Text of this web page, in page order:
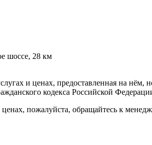
шоссе, 28 км
и ценах, предоставленная на
кодекса Российской
пожалуйста, обращайтесь к